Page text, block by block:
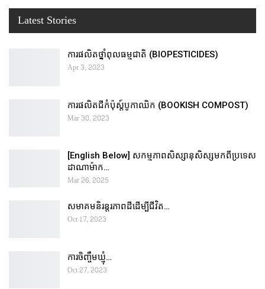
Latest Stories
ការផលិតថ្នាំពុលធម្មជាតិ (BIOPESTICIDES)
Apr 3, 2023
ការផលិតជីកំប៉ុស្ដ៍បូកាឈិក (BOOKISH COMPOST)
Mar 30, 2023
[English Below] សកម្មភាពសិស្សានុសិស្សមកពីប្រទេស
ដាណាម៉ាក…
Mar 26, 2025
សមាគមនិរន្តរភាពដីដើម្បីជីវិត…
Oct 17, 2023
ការចិញ្ចឹមឃ្មុំ…
Oct 27, 2023